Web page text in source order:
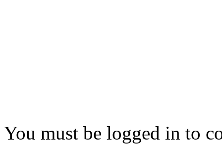
You must be logged in to